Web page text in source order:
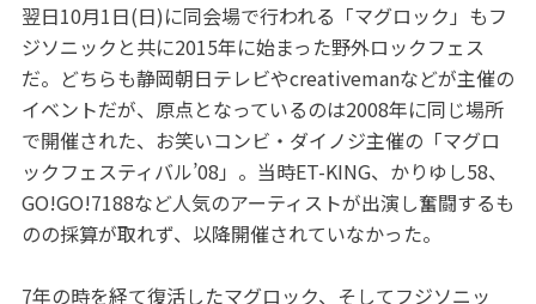
翌日10月1日(日)に同会場で行われる「マグロック」もフ
ジソニックと共に2015年に始まった野外ロックフェス
だ。どちらも静岡朝日テレビやcreativemanなどが主催の
イベントだが、原点となっているのは2008年に同じ場所
で開催された、お笑いコンビ・ダイノジ主催の「マグロ
ックフェスティバル’08」。当時ET-KING、かりゆし58、
GO!GO!7188など人気のアーティストが出演し奮闘するも
のの採算が取れず、以降開催されていなかった。
7年の時を経て復活したマグロック、そしてフジソニッ